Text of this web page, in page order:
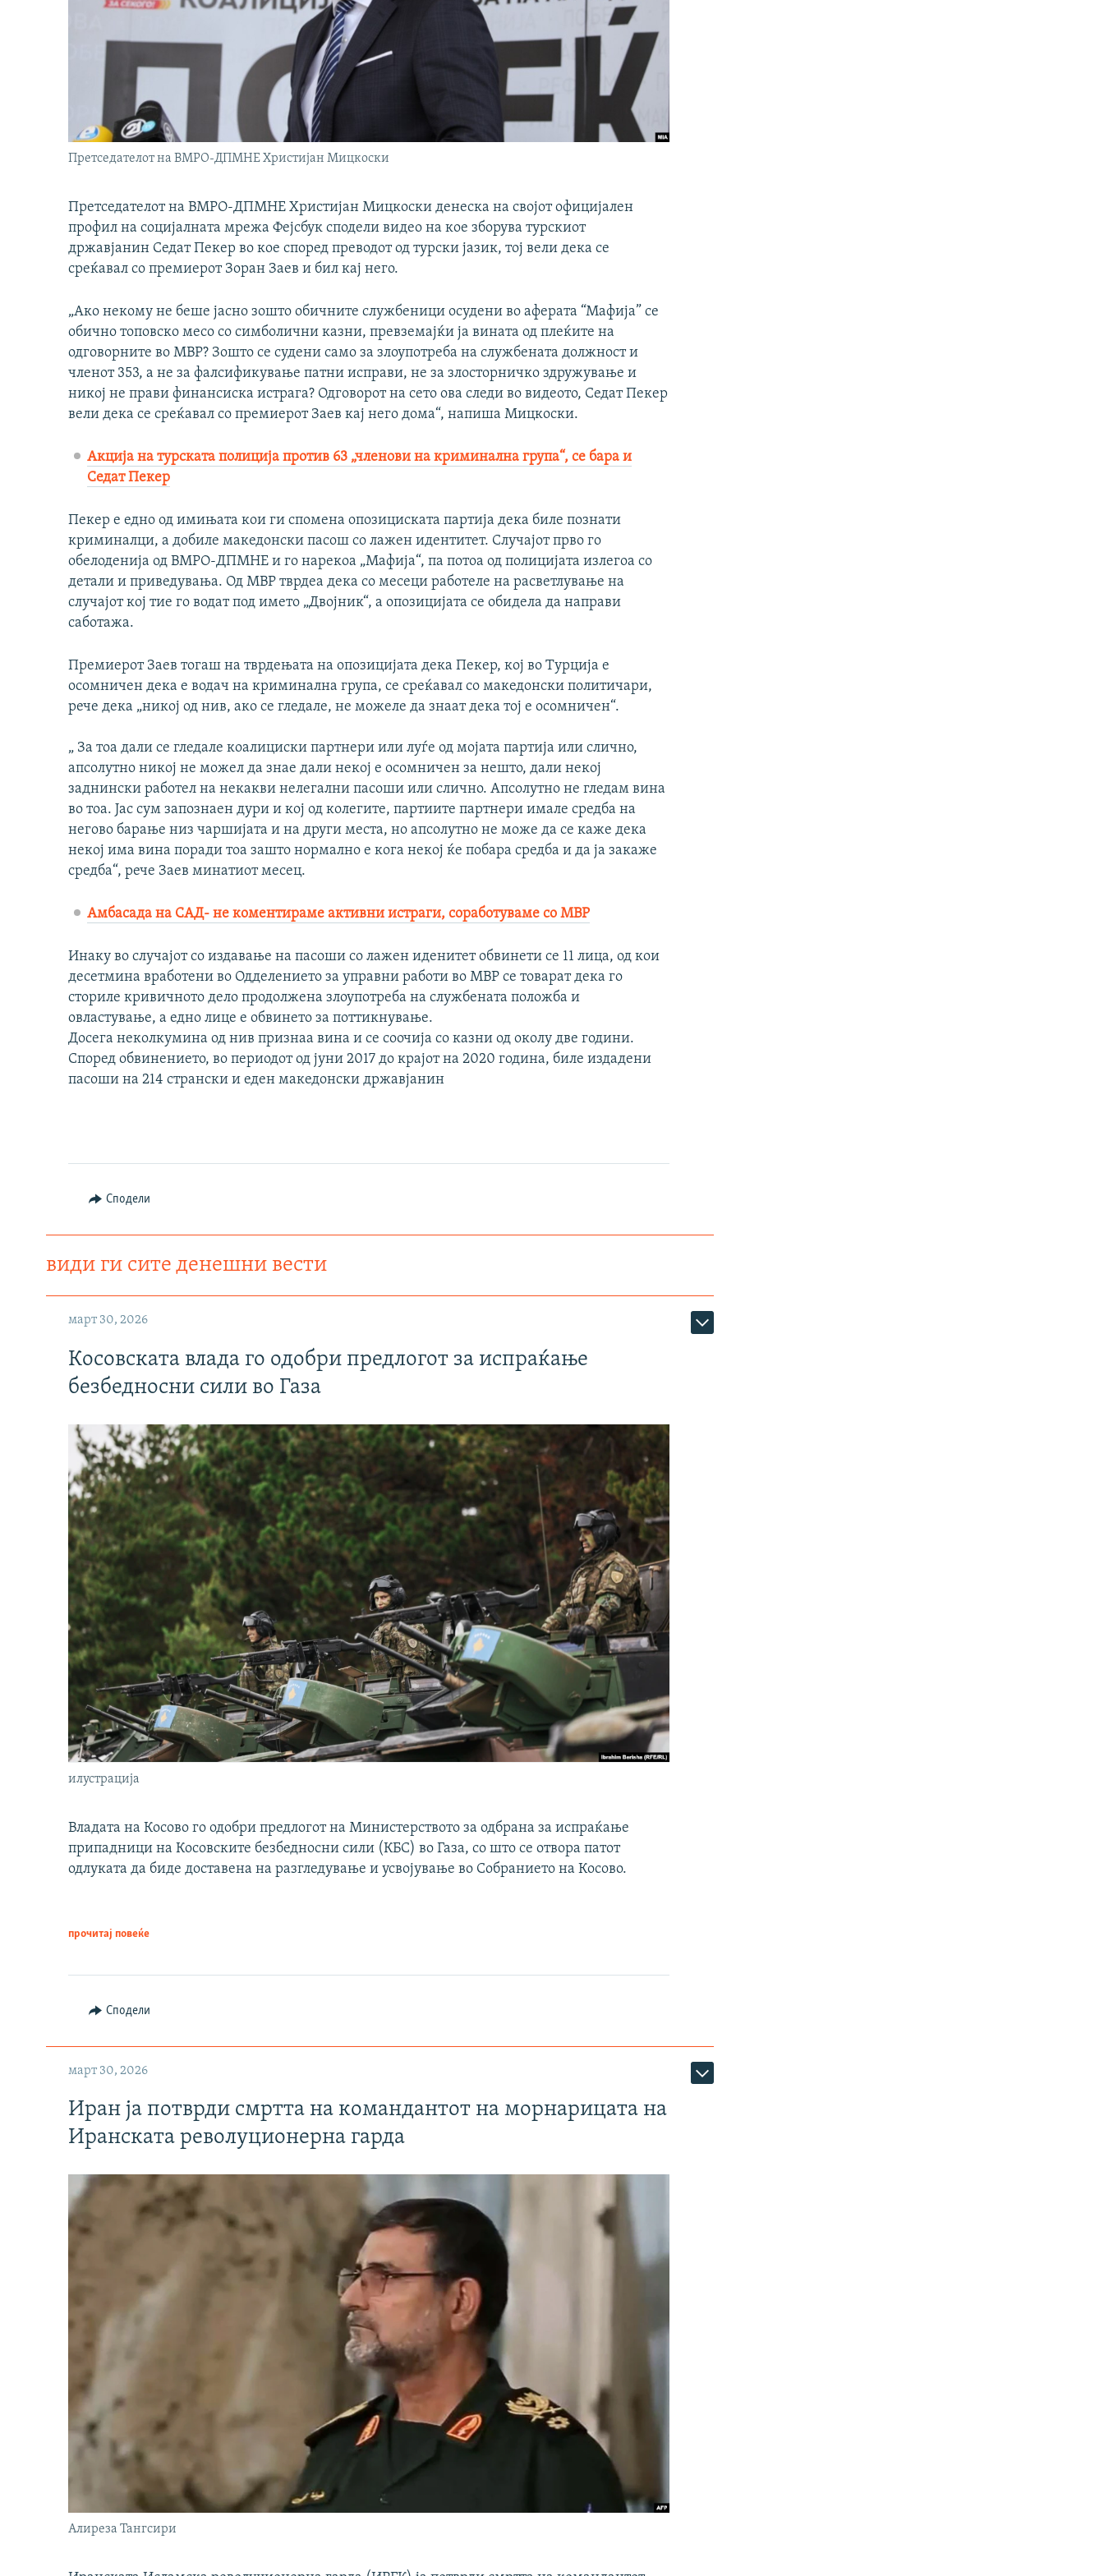
Претседателот на ВМРО-ДПМНЕ Христијан Мицкоски
Претседателот на ВМРО-ДПМНЕ Христијан Мицкоски денеска на својот официјален
профил на социјалната мрежа Фејсбук сподели видео на кое зборува турскиот
државјанин Седат Пекер во кое според преводот од турски јазик, тој вели дека се
среќавал со премиерот Зоран Заев и бил кај него.
„Ако некому не беше јасно зошто обичните службеници осудени во аферата “Мафија” се
обично топовско месо со симболични казни, превземајќи ја вината од плеќите на
одговорните во МВР? Зошто се судени само за злоупотреба на службената должност и
членот 353, а не за фалсификување патни исправи, не за злосторничко здружување и
никој не прави финансиска истрага? Одговорот на сето ова следи во видеото, Седат Пекер
вели дека се среќавал со премиерот Заев кај него дома“, напиша Мицкоски.
Акција на турската полиција против 63 „членови на криминална група“, се бара и
Седат Пекер
Пекер е едно од имињата кои ги спомена опозициската партија дека биле познати
криминалци, а добиле македонски пасош со лажен идентитет. Случајот прво го
обелоденија од ВМРО-ДПМНЕ и го нарекоа „Мафија“, па потоа од полицијата излегоа со
детали и приведувања. Од МВР тврдеа дека со месеци работеле на расветлување на
случајот кој тие го водат под името „Двојник“, а опозицијата се обидела да направи
саботажа.
Премиерот Заев тогаш на тврдењата на опозицијата дека Пекер, кој во Турција е
осомничен дека е водач на криминална група, се среќавал со македонски политичари,
рече дека „никој од нив, ако се гледале, не можеле да знаат дека тој е осомничен“.
„ За тоа дали се гледале коалициски партнери или луѓе од мојата партија или слично,
апсолутно никој не можел да знае дали некој е осомничен за нешто, дали некој
заднински работел на некакви нелегални пасоши или слично. Апсолутно не гледам вина
во тоа. Јас сум запознаен дури и кој од колегите, партиите партнери имале средба на
негово барање низ чаршијата и на други места, но апсолутно не може да се каже дека
некој има вина поради тоа зашто нормално е кога некој ќе побара средба и да ја закаже
средба“, рече Заев минатиот месец.
Амбасада на САД- не коментираме активни истраги, соработуваме со МВР
Инаку во случајот со издавање на пасоши со лажен иденитет обвинети се 11 лица, од кои
десетмина вработени во Одделението за управни работи во МВР се товарат дека го
сториле кривичното дело продолжена злоупотреба на службената положба и
овластување, а едно лице е обвинето за поттикнување.
Досега неколкумина од нив признаа вина и се соочија со казни од околу две години.
Според обвинението, во периодот од јуни 2017 до крајот на 2020 година, биле издадени
пасоши на 214 странски и еден македонски државјанин
Сподели
види ги сите денешни вести
март 30, 2026
Косовската влада го одобри предлогот за испраќање
безбедносни сили во Газа
илустрација
Владата на Косово го одобри предлогот на Министерството за одбрана за испраќање
припадници на Косовските безбедносни сили (КБС) во Газа, со што се отвора патот
одлуката да биде доставена на разгледување и усвојување во Собранието на Косово.
прочитај повеќе
Сподели
март 30, 2026
Иран ја потврди смртта на командантот на морнарицата на
Иранската револуционерна гарда
Алиреза Тангсири